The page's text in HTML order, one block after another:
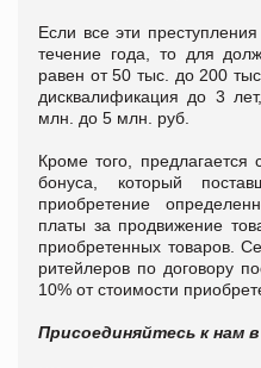
Если все эти
течение года, то для
равен от 50 тыс. до 200
дисквалификация до 3
млн. до 5 млн. руб.
Кроме того, предлагается
бонуса, который
приобретение
платы за продвижение
приобретенных товаров.
ритейлеров по договору
10% от стоимости
Присоединяйтесь к нам в